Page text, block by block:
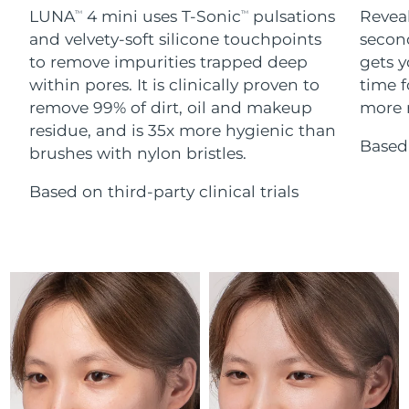
LUNATM 4 mini uses T-SonicTM
pulsations
and velvety-soft silicone touchpoints
to remove impurities trapped deep
within pores. It is clinically proven to
remove 99% of dirt, oil and makeup
residue, and is 35x more hygienic than
brushes with nylon bristles.
Based on third-party clinical trials
gets
time
more
All revitalizing eye massagers
Advanced pore care essentials
Serum
issa™ Teeth Whitening Gel
18% PAP
Kosmetyki Mężczyźni
Kupuj
O NAS
Gibraltar
8/14/26
Grecja
Oczekiwany czas dostawy
8/10/26
SRA Hongkong
(Chiny)
Oczekiwany czas dostawy
Indonezja
Oczekiwany czas dostawy
8/8/26
Irlandia
Oczekiwany czas dostawy
8/10/26
Wyspa Man
Oczekiwany czas dostawy
8/12/26